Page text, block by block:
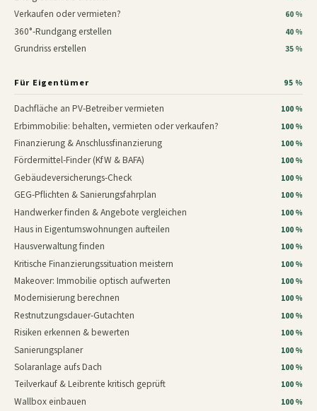
Verkaufen oder vermieten? 60 %
360°-Rundgang erstellen 40 %
Grundriss erstellen 35 %
Für Eigentümer 95 %
Dachfläche an PV-Betreiber vermieten 100 %
Erbimmobilie: behalten, vermieten oder verkaufen? 100 %
Finanzierung & Anschlussfinanzierung 100 %
Fördermittel-Finder (KfW & BAFA) 100 %
Gebäudeversicherungs-Check 100 %
GEG-Pflichten & Sanierungsfahrplan 100 %
Handwerker finden & Angebote vergleichen 100 %
Haus in Eigentumswohnungen aufteilen 100 %
Hausverwaltung finden 100 %
Kritische Finanzierungssituation meistern 100 %
Makeover: Immobilie optisch aufwerten 100 %
Modernisierung berechnen 100 %
Restnutzungsdauer-Gutachten 100 %
Risiken erkennen & bewerten 100 %
Sanierungsplaner 100 %
Solaranlage aufs Dach 100 %
Teilverkauf & Leibrente kritisch geprüft 100 %
Wallbox einbauen 100 %